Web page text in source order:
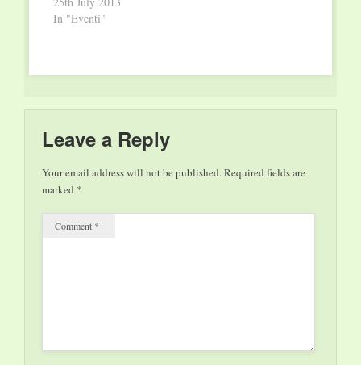
In "Eventi"
Leave a Reply
Your email address will not be published.Required fields are
marked *
Comment *